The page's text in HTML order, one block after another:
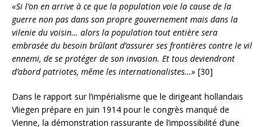
«Si l’on en arrive à ce que la population voie la cause de la
guerre non pas dans son propre gouvernement mais dans la
vilenie du voisin… alors la population tout entière sera
embrasée du besoin brûlant d’assurer ses frontières contre le vil
ennemi, de se protéger de son invasion. Et tous deviendront
d’abord patriotes, même les internationalistes…» [30]
Dans le rapport sur l’impérialisme que le dirigeant hollandais
Vliegen prépare en juin 1914 pour le congrès manqué de
Vienne, la démonstration rassurante de l’impossibilité d’une